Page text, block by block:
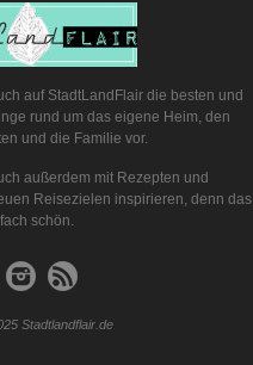
auf StadtLandFlair die besten und
rund um das eigene Heim, den
und die Familie vor.
außerdem mit Rezepten und
Reisezielen inspirieren, denn das
schön.
Stadtlandflair.de